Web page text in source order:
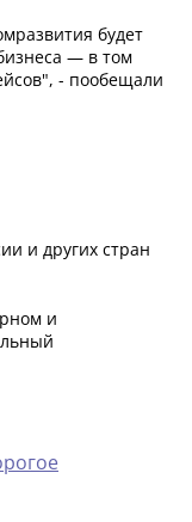
будет
— в том
- пообещали
и других стран
и